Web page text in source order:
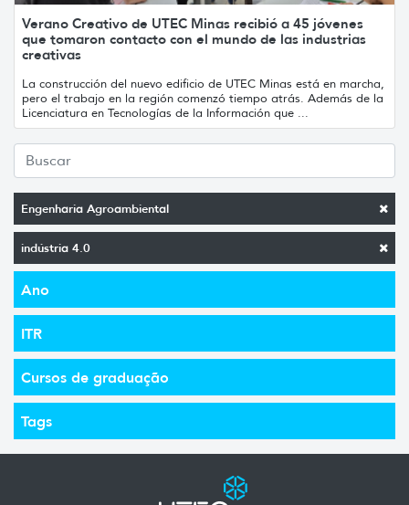
Engenharia Agroambiental
indústria 4.0
Ano
ITR
Cursos de graduação
Tags
Verano Creativo de UTEC Minas recibió a 45 jóvenes
que tomaron contacto con el mundo de las industrias
creativas
La construcción del nuevo edificio de UTEC Minas está en marcha,
pero el trabajo en la región comenzó tiempo atrás. Además de la
Licenciatura en Tecnologías de la Información que ...